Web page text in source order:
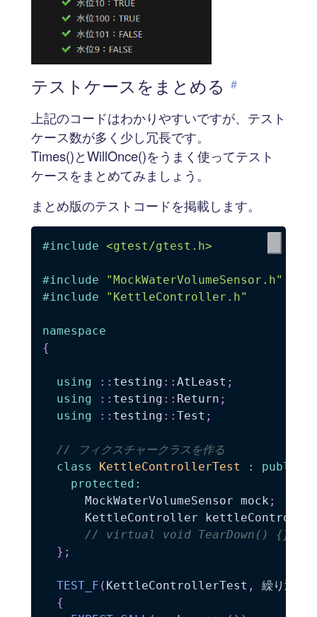
テストケースをまとめる #
上記のコードはわかりやすいですが、テスト
ケース数が多く少し冗長です。
Times()とWillOnce()をうまく使ってテスト
ケースをまとめてみましょう。
まとめ版のテストコードを掲載します。
#include <gtest/gtest.h>
#include
"MockWaterVolumeSensor.h"
#include "KettleController.h"
namespace
{
using :: testing :: AtLeast ;
using
:: testing :: Return ;
using
:: testing :: Test ;
// フィクスチャークラスを作る
class
KettleControllerTest : public
protected :
      MockWaterVolumeSensor mock
;
KettleController
// virtual void TearDown() {}
} ;
TEST_F ( KettleControllerTest ,
繰り返し
{